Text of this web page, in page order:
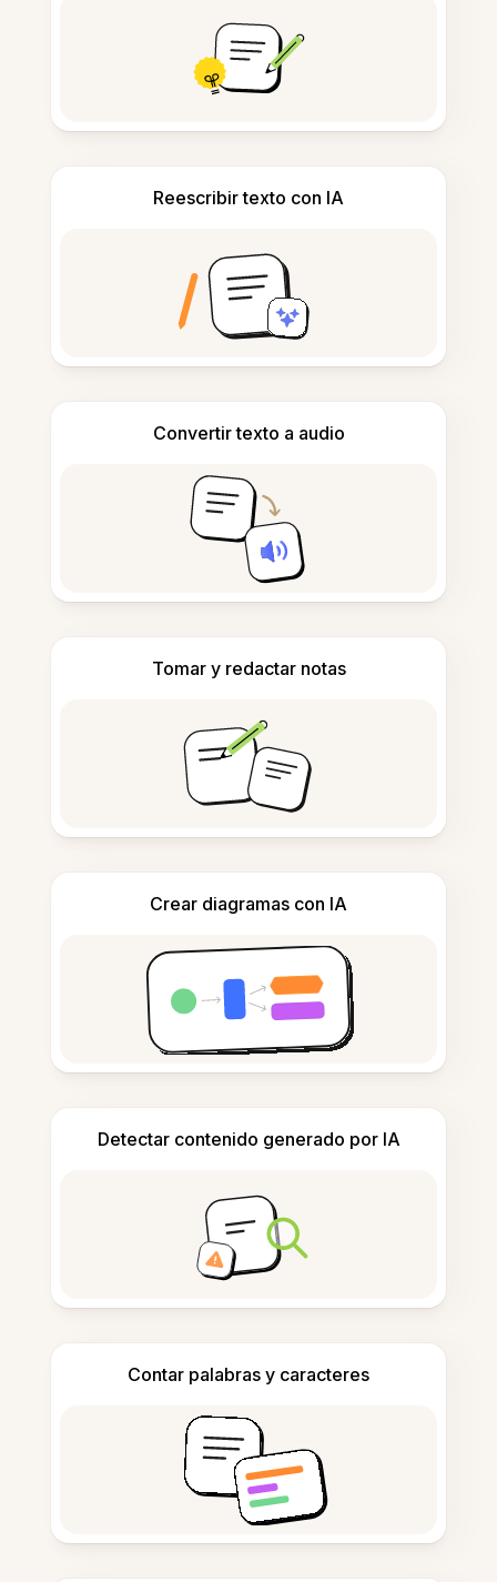
Reescribir texto con IA
Convertir texto a audio
Tomar y redactar notas
Crear diagramas con IA
Detectar contenido generado por IA
Contar palabras y caracteres